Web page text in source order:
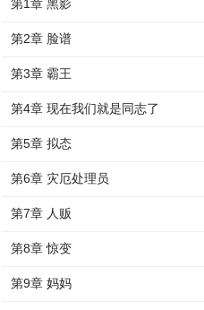
第1章 黑影
第2章 脸谱
第3章 霸王
第4章 现在我们就是同志了
第5章 拟态
第6章 灾厄处理员
第7章 人贩
第8章 惊变
第9章 妈妈